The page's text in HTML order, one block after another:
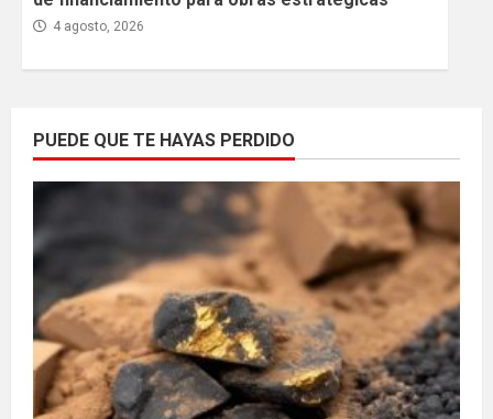
4 agosto, 2026
PUEDE QUE TE HAYAS PERDIDO